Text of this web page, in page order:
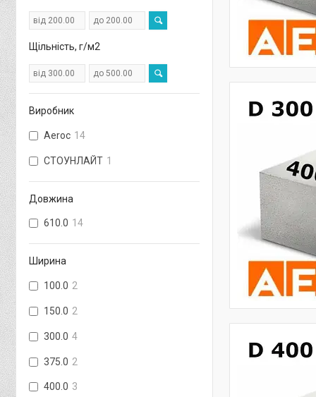
Щільність, г/м2
Виробник
Aeroc 14
СТОУНЛАЙТ 1
Довжина
610.0 14
Ширина
100.0 2
150.0 2
300.0 4
375.0 2
400.0 3